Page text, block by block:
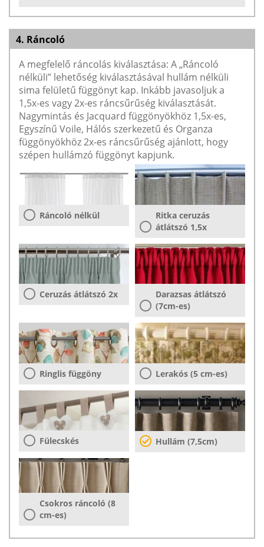
4. Ráncoló
A megfelelő ráncolás kiválasztása: A „Ráncoló
nélküli” lehetőség kiválasztásával hullám nélküli
sima felületű függönyt kap. Inkább javasoljuk a
1,5x-es vagy 2x-es ráncsűrűség kiválasztását.
Nagymintás és Jacquard függönyökhöz 1,5x-es,
Egyszínű Voile, Hálós szerkezetű és Organza
függönyökhöz 2x-es ráncsűrűség ajánlott, hogy
szépen hullámzó függönyt kapjunk.
Ráncoló nélkül
Ritka ceruzás
átlátszó 1,5x
Ceruzás átlátszó 2x
Darazsas átlátszó
(7cm-es)
Ringlis függöny Lerakós (5 cm-es)
Fülecskés Hullám (7,5cm)
Csokros ráncoló (8
cm-es)